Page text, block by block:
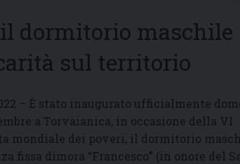
dormitorio maschile
sul territorio
– È stato inaugurato ufficialmente
a Torvaianica, in occasione della VI
mondiale dei poveri, il dormitorio
fissa dimora “Francesco” (in onore del